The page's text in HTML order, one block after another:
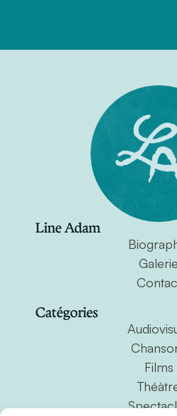
Line Adam
Galerie
Catégories
Films